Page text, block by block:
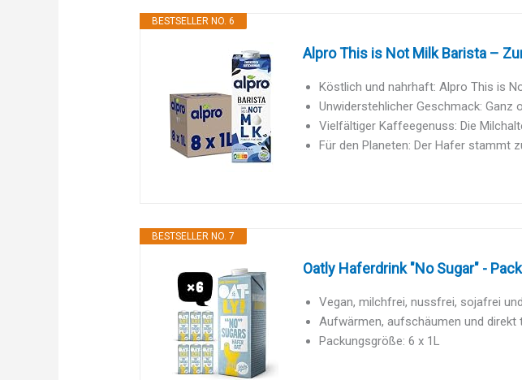
BESTSELLER NO. 6
Alpro This is Not Milk Barista –
Köstlich und nahrhaft: Alpro This is
Unwiderstehlicher Geschmack: Ganz
Vielfältiger Kaffeegenuss: Die
Für den Planeten: Der Hafer stammt
BESTSELLER NO. 7
Oatly Haferdrink "No Sugar" -
Vegan, milchfrei, nussfrei, sojafrei
Aufwärmen, aufschäumen und direkt
Packungsgröße: 6 x 1L